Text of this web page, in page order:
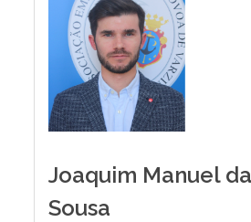
Joaquim Manuel
Sousa